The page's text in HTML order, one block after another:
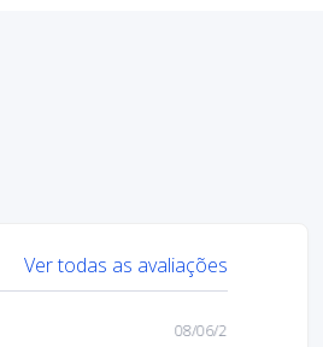
Ver todas as avaliações
08/05/26